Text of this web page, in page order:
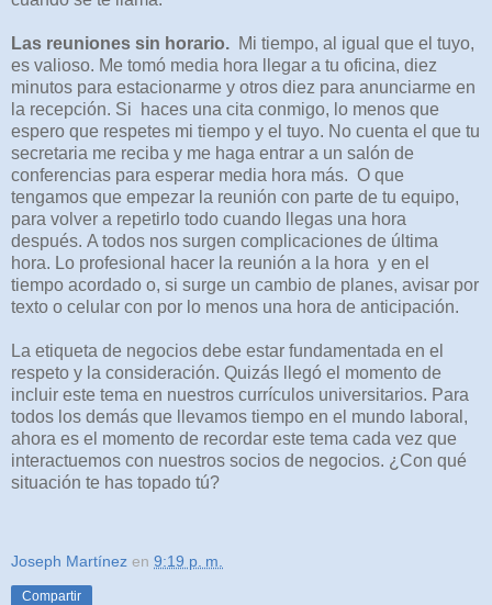
Las reuniones sin horario. Mi tiempo, al igual que el tuyo,
es valioso. Me tomó media hora llegar a tu oficina, diez
minutos para estacionarme y otros diez para anunciarme en
la recepción. Si
haces una cita conmigo, lo menos que
espero que respetes mi tiempo y el tuyo. No cuenta el que tu
secretaria me reciba y me haga entrar a un salón de
conferencias para esperar media hora más. O que
tengamos que empezar la reunión con parte de tu equipo,
para volver a repetirlo todo cuando llegas una hora
después. A todos nos surgen complicaciones de última
hora. Lo profesional hacer la reunión a la hora y en el
tiempo acordado o, si surge un cambio de planes, avisar por
texto o celular con por lo menos una hora de anticipación.
La etiqueta de negocios debe estar fundamentada en el
respeto y la consideración. Quizás llegó el momento de
incluir este tema en nuestros currículos universitarios. Para
todos los demás que llevamos tiempo en el mundo laboral,
ahora es el momento de recordar este tema cada vez que
interactuemos con nuestros socios de negocios. ¿Con qué
situación te has topado tú?
Joseph Martínez en 9:19 p. m.
Compartir